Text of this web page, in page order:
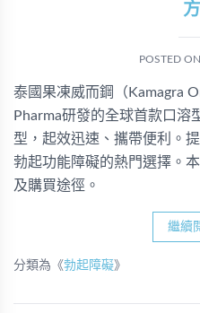
POSTED ON
泰國果凍威而鋼（Kamagra
Pharma研發的全球首款口溶
型，起效迅速、攜帶便利。
勃起功能障礙的熱門選擇。
及購買途徑。
繼續
分類為《勃起障礙》